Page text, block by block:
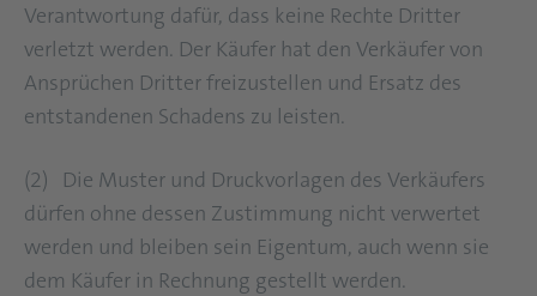
Verantwortung dafür, dass keine Rechte Dritter
verletzt werden. Der Käufer hat den Verkäufer von
Ansprüchen Dritter freizustellen und Ersatz des
entstandenen Schadens zu leisten.
(2) Die Muster und Druckvorlagen des Verkäufers
dürfen ohne dessen Zustimmung nicht verwertet
werden und bleiben sein Eigentum, auch wenn sie
dem Käufer in Rechnung gestellt werden.